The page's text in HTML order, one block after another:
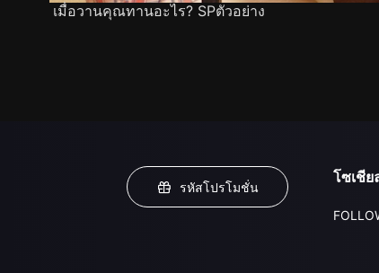
เมื่อวานคุณทานอะไร? SPตัวอย่าง
รหัสโปรโมชั่น
โซเชีย